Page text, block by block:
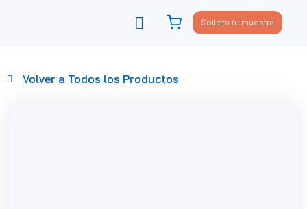
Solicita tu muestra
Volver a Todos los Productos